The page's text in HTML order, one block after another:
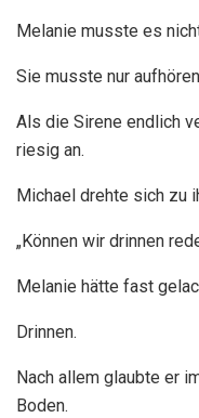
Melanie musste es
Sie musste nur
Als die Sirene endlich
riesig an.
Michael drehte sich zu
„Können wir drinnen
Melanie hätte fast
Drinnen.
Nach allem glaubte er
Boden.